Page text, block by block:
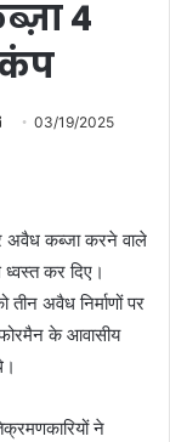
4
03/19/2025
अवैध कब्जा करने वाले
कर दिए।
अवैध निर्माणों पर
के आवासीय
ने